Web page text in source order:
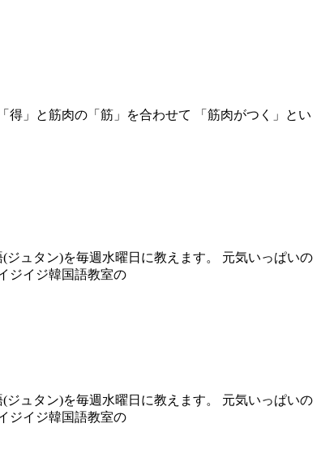
得」と筋肉の「筋」を合わせて 「筋肉がつく」とい
ュタン)を毎週水曜日に教えます。 元気いっぱいの
ジイジ韓国語教室の
ュタン)を毎週水曜日に教えます。 元気いっぱいの
ジイジ韓国語教室の